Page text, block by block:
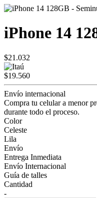
iPhone 14
$21.032
$19.560
Envío internacional
Compra tu celular a menor
durante todo el proceso.
Color
Celeste
Lila
Envío
Entrega Inmediata
Envío Internacional
Guía de talles
Cantidad
-